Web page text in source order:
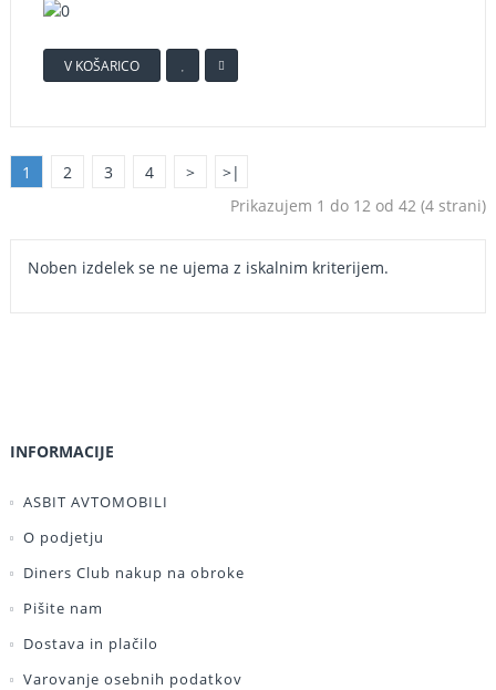
V KOŠARICO
1 2 3 4 >
>|
Prikazujem 1 do 12 od 42 (4 strani)
Noben izdelek se ne ujema z iskalnim kriterijem.
INFORMACIJE
ASBIT AVTOMOBILI
O podjetju
Diners Club nakup na obroke
Pišite nam
Dostava in plačilo
Varovanje osebnih podatkov